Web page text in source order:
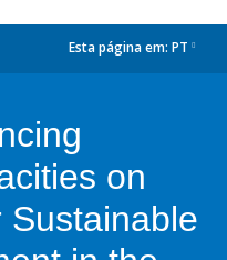
Esta página em: PT
on
Sustainable